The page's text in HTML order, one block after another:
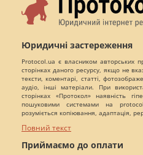
Юридичні застереження
Protocol.ua є власником авторських
сторінках даного ресурсу, якщо не
тексти, коментарі, статті,
аудіо, інші матеріали. При
сторінках «Протокол» наявність
пошуковими системами на
розуміється копіювання, адаптація,
Повний текст
Приймаємо до оплати